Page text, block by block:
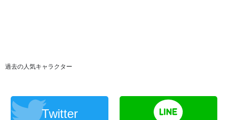
過去の人気キャラクター
Twitter